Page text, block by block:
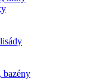
bazény